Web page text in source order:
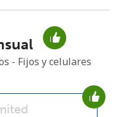
ha creado una contraseña
- Fijos y celulares